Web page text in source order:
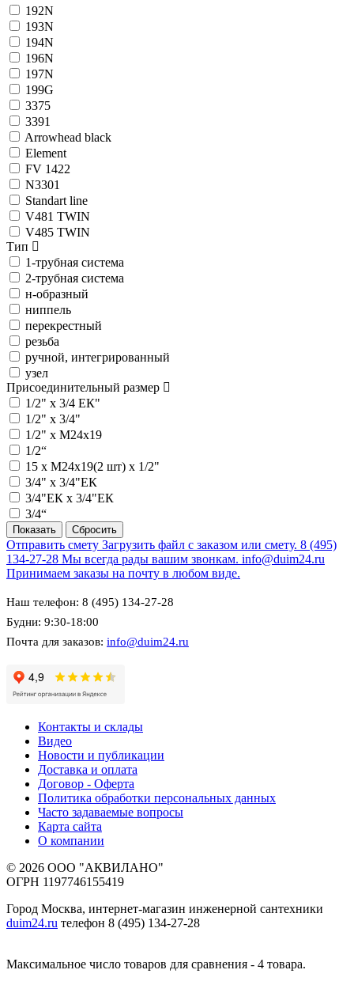
192N
193N
194N
196N
197N
199G
3375
3391
Arrowhead black
Element
FV 1422
N3301
Standart line
V481 TWIN
V485 TWIN
Тип
1-трубная система
2-трубная система
н-образный
ниппель
перекрестный
резьба
ручной, интегрированный
узел
Присоединительный размер
1/2" х 3/4 ЕК"
1/2" х 3/4"
1/2" х M24x19
1/2“
15 х M24x19(2 шт) х 1/2"
3/4" х 3/4"ЕК
3/4"ЕК х 3/4"ЕК
3/4“
Отправить смету Загрузить файл с заказом или смету. 8 (495)
134-27-28 Мы всегда рады вашим звонкам. info@duim24.ru
Принимаем заказы на почту в любом виде.
Наш телефон: 8 (495) 134-27-28
Будни: 9:30-18:00
Почта для заказов: info@duim24.ru
Контакты и склады
Видео
Новости и публикации
Доставка и оплата
Договор - Оферта
Политика обработки персональных данных
Часто задаваемые вопросы
Карта сайта
О компании
© 2026 ООО "АКВИЛАНО"
ОГРН 1197746155419
Город Москва, интернет-магазин инженерной сантехники
duim24.ru телефон 8 (495) 134-27-28
Максимальное число товаров для сравнения - 4 товара.